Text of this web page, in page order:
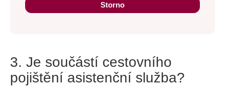
Storno
3. Je součástí cestovního
pojištění asistenční služba?